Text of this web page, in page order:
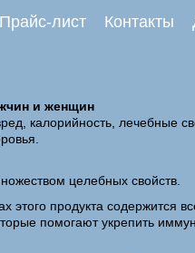
Прайс-лист Контакты
и женщин
калорийность, лечебные
целебных свойств.
продукта содержится
помогают укрепить